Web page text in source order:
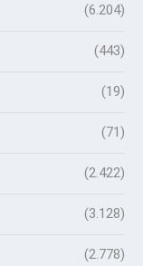
(6.204)
(443)
(19)
(71)
(2.422)
(3.128)
(2.778)